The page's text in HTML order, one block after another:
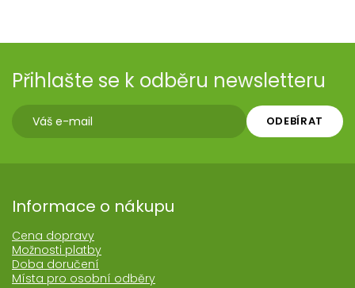
Přihlašte se k odběru newsletteru
ODEBÍRAT
Informace o nákupu
Cena dopravy
Možnosti platby
Doba doručení
Místa pro osobní odběry